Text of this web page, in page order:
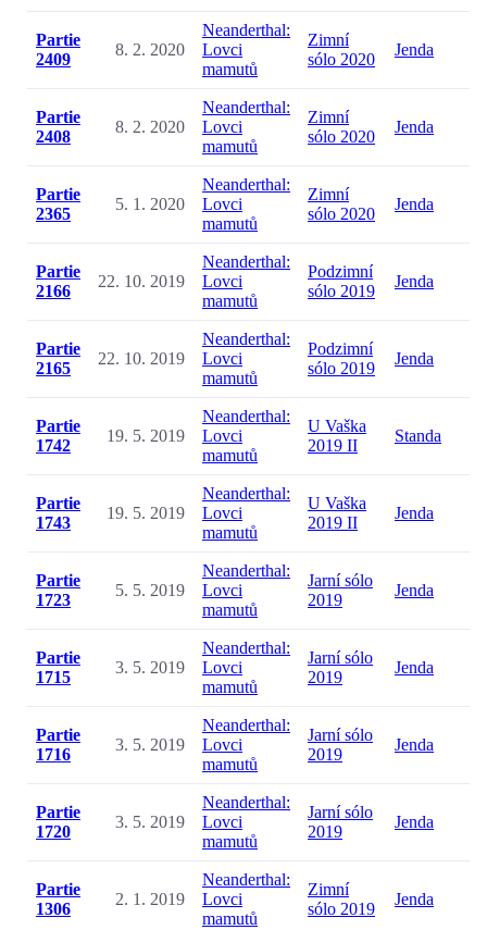
Partie
2409
8. 2. 2020
Neanderthal:
Lovci
mamutů
Zimní
sólo 2020
Jenda
Partie
2408
8. 2. 2020
Neanderthal:
Lovci
mamutů
Zimní
sólo 2020
Jenda
Partie
2365
5. 1. 2020
Neanderthal:
Lovci
mamutů
Zimní
sólo 2020
Jenda
Partie
2166
22. 10. 2019
Neanderthal:
Lovci
mamutů
Podzimní
sólo 2019
Jenda
Partie
2165
22. 10. 2019
Neanderthal:
Lovci
mamutů
Podzimní
sólo 2019
Jenda
Partie
1742
19. 5. 2019
Neanderthal:
Lovci
mamutů
U Vaška
2019 II
Standa
Partie
1743
19. 5. 2019
Neanderthal:
Lovci
mamutů
U Vaška
2019 II
Jenda
Partie
1723
5. 5. 2019
Neanderthal:
Lovci
mamutů
Jarní sólo
2019
Jenda
Partie
1715
3. 5. 2019
Neanderthal:
Lovci
mamutů
Jarní sólo
2019
Jenda
Partie
1716
3. 5. 2019
Neanderthal:
Lovci
mamutů
Jarní sólo
2019
Jenda
Partie
1720
3. 5. 2019
Neanderthal:
Lovci
mamutů
Jarní sólo
2019
Jenda
Partie
1306
2. 1. 2019
Neanderthal:
Lovci
mamutů
Zimní
sólo 2019
Jenda